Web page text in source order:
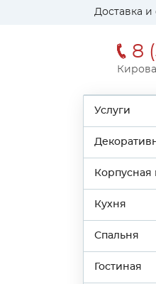
Доставка и
8
Кирова
Услуги
Корпусная
Кухня
Спальня
Гостиная